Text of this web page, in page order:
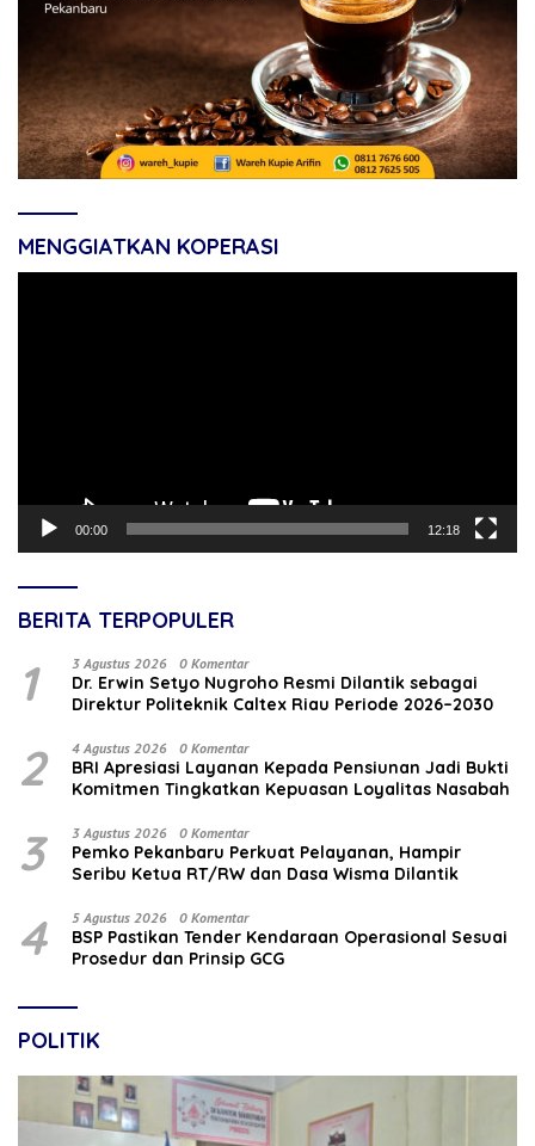
MENGGIATKAN KOPERASI
00:00 12:18
BERITA TERPOPULER
1 3 Agustus 2026 0 Komentar
‎Dr. Erwin Setyo Nugroho Resmi Dilantik sebagai
Direktur Politeknik Caltex Riau Periode 2026–2030
2 4 Agustus 2026 0 Komentar
BRI Apresiasi Layanan Kepada Pensiunan Jadi Bukti
Komitmen Tingkatkan Kepuasan Loyalitas Nasabah
3 3 Agustus 2026 0 Komentar
Pemko Pekanbaru Perkuat Pelayanan, Hampir
Seribu Ketua RT/RW dan Dasa Wisma Dilantik
4 5 Agustus 2026 0 Komentar
BSP Pastikan Tender Kendaraan Operasional Sesuai
Prosedur dan Prinsip GCG
POLITIK